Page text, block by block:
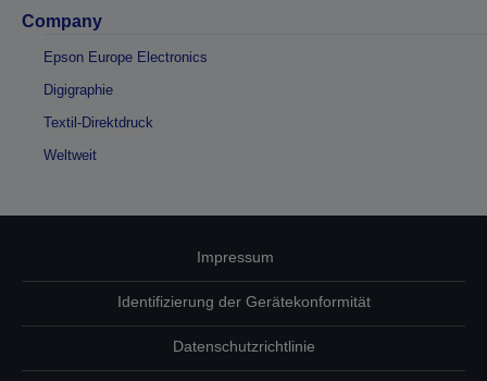
Company
Epson Europe Electronics
Digigraphie
Textil-Direktdruck
Weltweit
Impressum
Identifizierung der Gerätekonformität
Datenschutzrichtlinie